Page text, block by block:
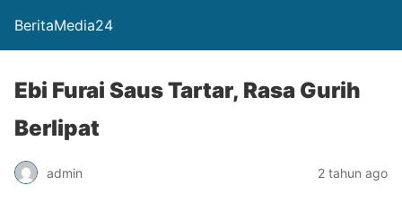
BeritaMedia24
Ebi Furai Saus Tartar, Rasa Gurih
Berlipat
admin 2 tahun ago